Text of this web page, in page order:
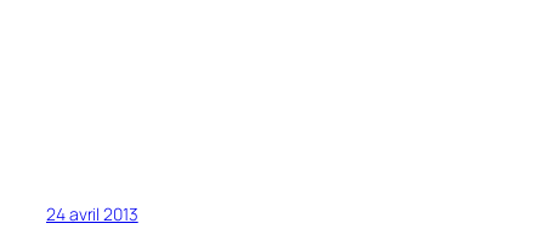
24 avril 2013